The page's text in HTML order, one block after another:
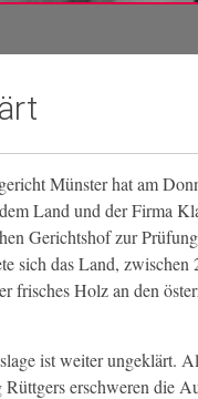
Münster hat am
Land und der Firma
Gerichtshof zur
sich das Land,
frisches Holz an den
ist weiter ungeklärt.
Rüttgers erschweren die